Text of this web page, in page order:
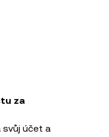
za
svůj účet a